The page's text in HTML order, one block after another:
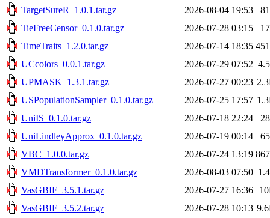
TargetSureR_1.0.1.tar.gz
2026-08-04 19:53
TieFreeCensor_0.1.0.tar.gz
2026-07-28 03:15
TimeTraits_1.2.0.tar.gz
2026-07-14 18:35
UCcolors_0.0.1.tar.gz
2026-07-29 07:52
UPMASK_1.3.1.tar.gz
2026-07-27 00:23
USPopulationSampler_0.1.0.tar.gz
2026-07-25 17:57
UniIS_0.1.0.tar.gz
2026-07-18 22:24
UniLindleyApprox_0.1.0.tar.gz
2026-07-19 00:14
VBC_1.0.0.tar.gz
2026-07-24 13:19
VMDTransformer_0.1.0.tar.gz
2026-08-03 07:50
VasGBIF_3.5.1.tar.gz
2026-07-27 16:36
VasGBIF_3.5.2.tar.gz
2026-07-28 10:13